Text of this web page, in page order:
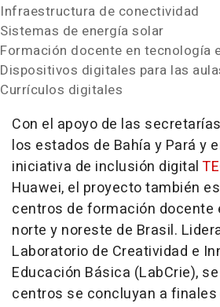
Infraestructura de conectividad
Sistemas de energía solar
Formación docente en tecnología
Dispositivos digitales para las
Currículos digitales
Con el apoyo de las
los estados de Bahía y Pará y
iniciativa de inclusión digital
Huawei, el proyecto también
centros de formación docente
norte y noreste de Brasil.
Laboratorio de Creatividad e
Educación Básica (LabCrie),
centros se concluyan a finales